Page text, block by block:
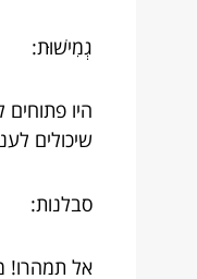
גְמִישׁוּת:
היו
שיכולים
סבלנות:
אל תמהרו!